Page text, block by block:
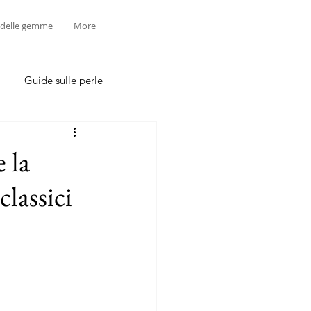
gemme More
Guide sulle perle
la